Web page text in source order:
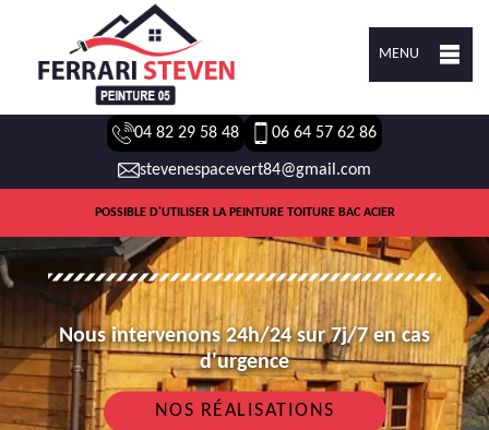
MENU
04 82 29 58 48 06 64 57 62 86
stevenespacevert84@gmail.com
POSSIBLE D'UTILISER LA PEINTURE TOITURE BAC ACIER
Nous intervenons 24h/24 sur 7j/7 en cas
d'urgence
NOS RÉALISATIONS